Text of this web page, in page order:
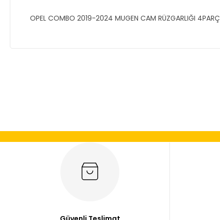
OPEL COMBO 2019-2024 MUGEN CAM RÜZGARLIĞI
Ürün bilgilerinde hatalar bulunuyor.
Bu ürüne benzer farklı alternatifler olmalı.